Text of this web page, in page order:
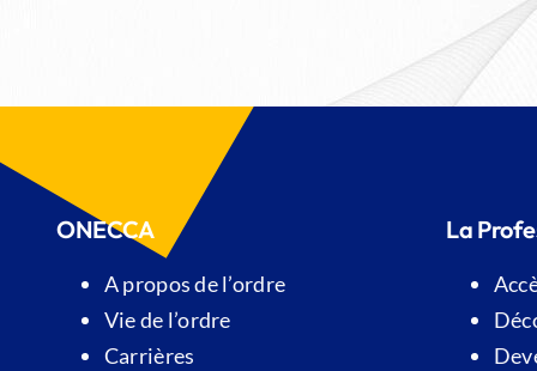
ONECCA
A propos de l’ordre
Vie de l’ordre
Carrières
La